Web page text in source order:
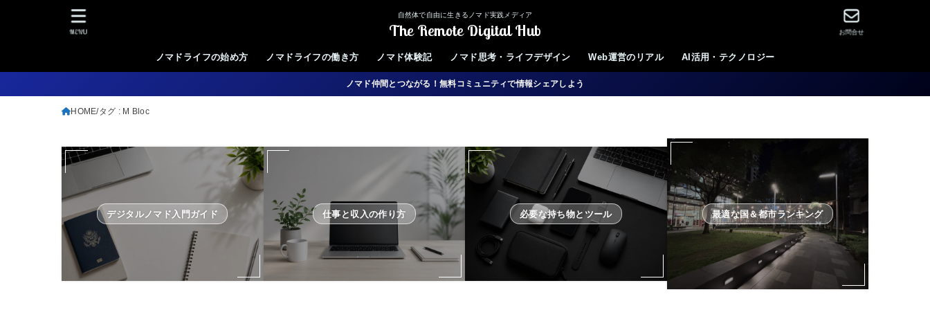
自然体で自由に生きるノマド実践メディア
The Remote Digital Hub
ノマドライフの始め方 ノマドライフの働き方 ノマド体験記 ノマド思考・ライフデザイン Web運営のリアル AI活用・テクノロジー
お問合せ
MENU
ノマド仲間とつながる！無料コミュニティで情報シェアしよう
HOME タグ : M Bloc
デジタルノマド入門ガイド 仕事と収入の作り方 必要な持ち物とツール 最適な国＆都市ランキング